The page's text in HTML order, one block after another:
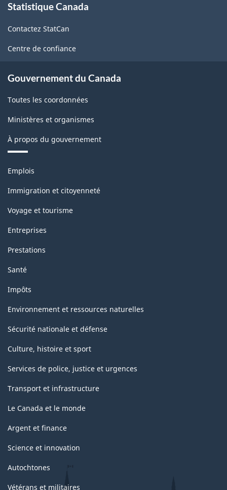
propos
ce
site
Statistique Canada
Contactez StatCan
Centre de confiance
Gouvernement du Canada
Toutes les coordonnées
Ministères et organismes
À propos du gouvernement
Thèmes
sujets
Emplois
Immigration et citoyenneté
Voyage et tourisme
Entreprises
Prestations
Santé
Impôts
Environnement et ressources naturelles
Sécurité nationale et défense
Culture, histoire et sport
Services de police, justice et urgences
Transport et infrastructure
Le Canada et le monde
Argent et finance
Science et innovation
Autochtones
Vétérans et militaires